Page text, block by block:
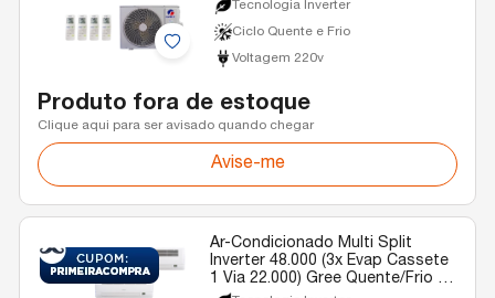
Tecnologia Inverter
Ciclo Quente e Frio
Voltagem 220v
Produto fora de estoque
Clique aqui para ser avisado quando chegar
Avise-me
Ar-Condicionado Multi Split
Inverter 48.000 (3x Evap Cassete
1 Via 22.000) Gree Quente/Frio R-